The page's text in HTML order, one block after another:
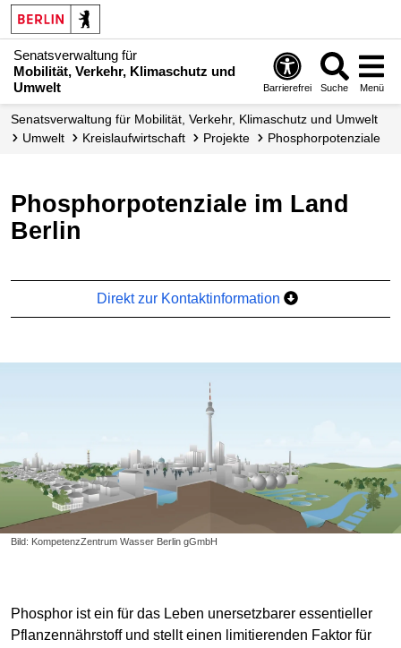
Senatsverwaltung für
Mobilität, Verkehr, Klimaschutz und
Umwelt
Barrierefrei Suche Menü
Senatsverwaltung für Mobilität, Verkehr, Klimaschutz und Umwelt
Umwelt
Kreislauf­wirtschaft Projekte Phosphor­potenziale
Phosphorpotenziale im Land
Berlin
Direkt zur Kontaktinformation
Bild: KompetenzZentrum Wasser Berlin gGmbH
Phosphor ist ein für das Leben unersetzbarer essentieller
Pflanzennährstoff und stellt einen limitierenden Faktor für